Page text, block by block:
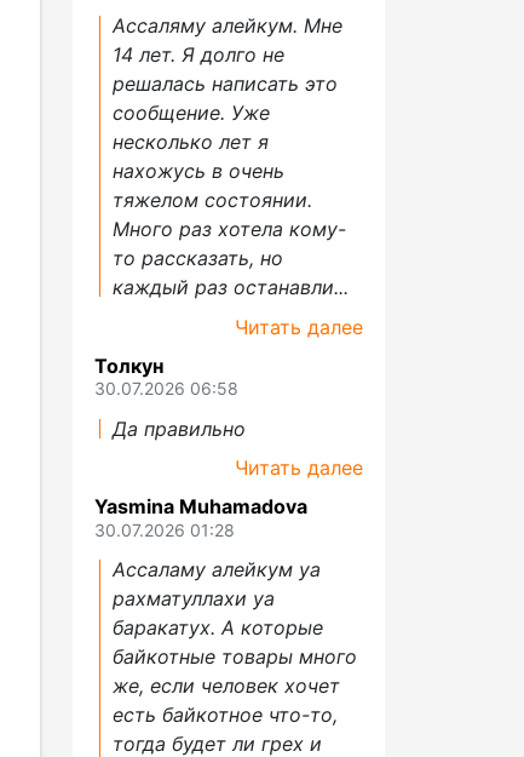
Ассаляму алейкум. Мне
14 лет. Я долго не
решалась написать это
сообщение. Уже
несколько лет я
нахожусь в очень
тяжелом состоянии.
Много раз хотела кому-
то рассказать, но
каждый раз останавли...
Читать далее
Толкун
30.07.2026 06:58
Да правильно
Читать далее
Yasmina Muhamadova
30.07.2026 01:28
Ассаламу алейкум уа
рахматуллахи уа
баракатух. А которые
байкотные товары много
же, если человек хочет
есть байкотное что-то,
тогда будет ли грех и